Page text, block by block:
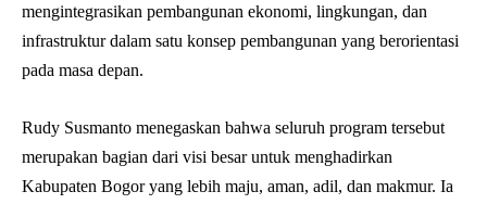
mengintegrasikan pembangunan ekonomi, lingkungan, dan
infrastruktur dalam satu konsep pembangunan yang berorientasi
pada masa depan.
Rudy Susmanto menegaskan bahwa seluruh program tersebut
merupakan bagian dari visi besar untuk menghadirkan
Kabupaten Bogor yang lebih maju, aman, adil, dan makmur. Ia